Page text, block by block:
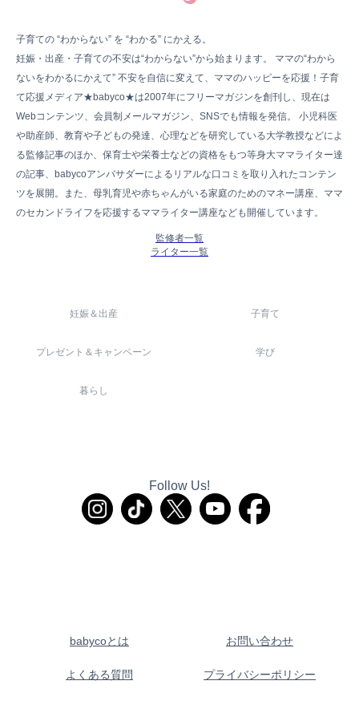
子育ての “わからない” を “わかる” にかえる。
妊娠・出産・子育ての不安は“わからない”から始まります。 ママの“わから
ないをわかるにかえて” 不安を自信に変えて、ママのハッピーを応援！子育
て応援メディア★babyco★は2007年にフリーマガジンを創刊し、現在は
Webコンテンツ、会員制メールマガジン、SNSでも情報を発信。 小児科医
や助産師、教育や子どもの発達、心理などを研究している大学教授などによ
る監修記事のほか、保育士や栄養士などの資格をもつ等身大ママライター達
の記事、babycoアンバサダーによるリアルな口コミを取り入れたコンテン
ツを展開。また、母乳育児や赤ちゃんがいる家庭のためのマネー講座、ママ
のセカンドライフを応援するママライター講座なども開催しています。
監修者一覧
ライター一覧
妊娠＆出産 子育て
プレゼント＆キャンペーン 学び
暮らし
Follow Us!
babycoとは お問い合わせ
よくある質問 プライバシーポリシー